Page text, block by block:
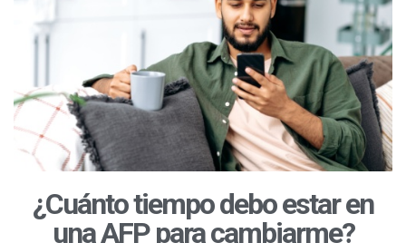
¿Cuánto tiempo debo estar en
una AFP para cambiarme?